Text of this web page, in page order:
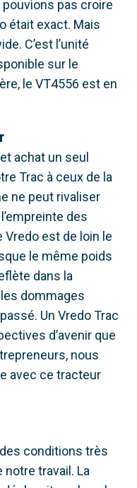
pas croire
était exact. Mais
C’est l’unité
sur le
le VT4556 est en
achat un seul
Trac à ceux de la
ne peut rivaliser
des
Vredo est de loin le
le même poids
dans la
dommages
Un Vredo Trac
d’avenir que
nous
avec ce tracteur
conditions très
travail. La